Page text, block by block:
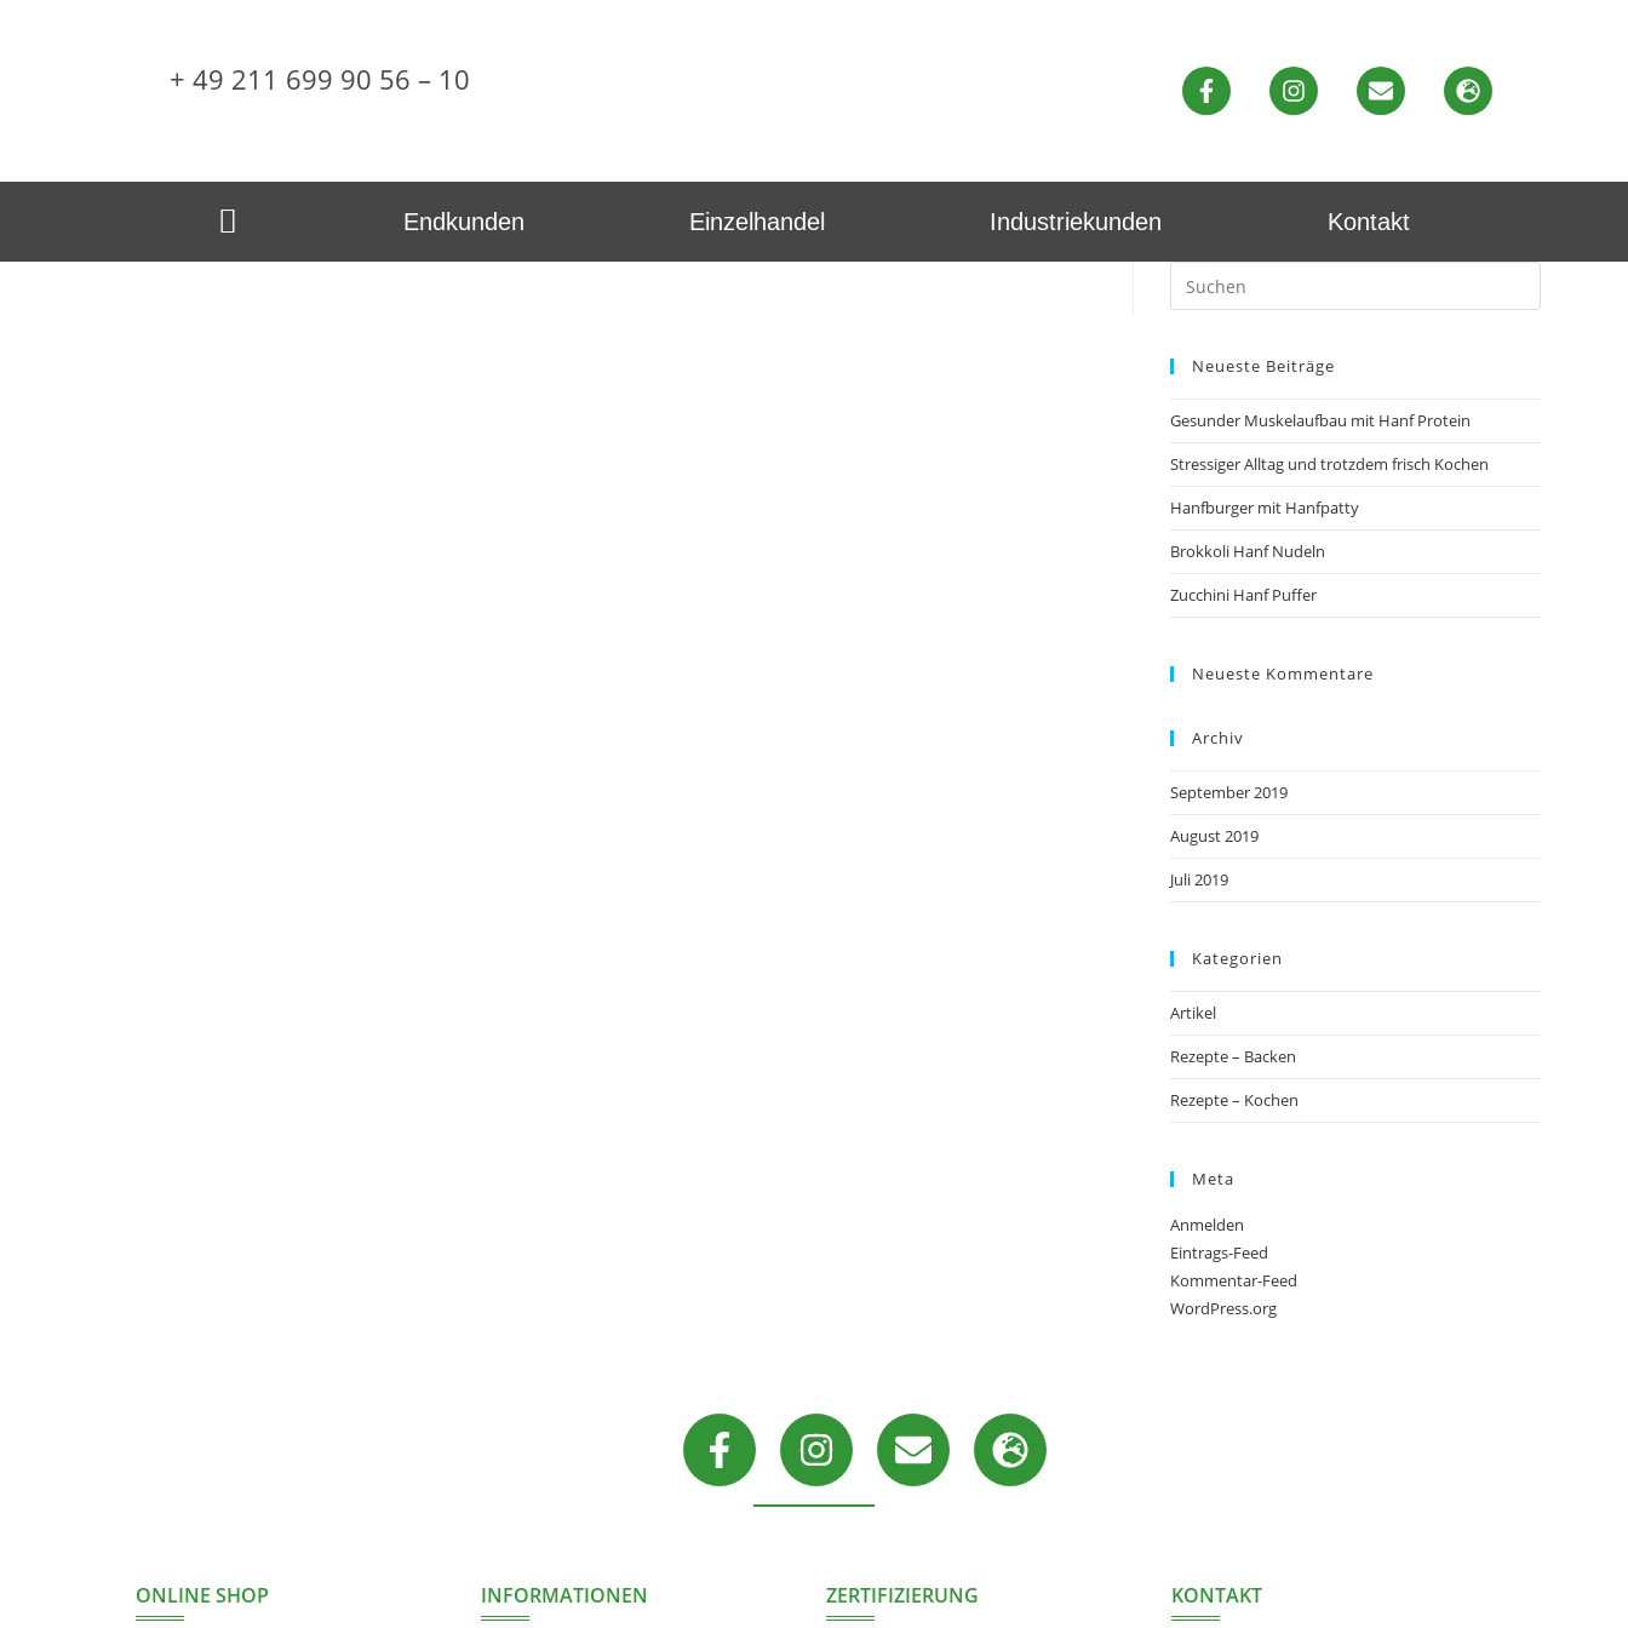
+ 49 211 699 90 56 – 10
Endkunden Einzelhandel Industriekunden Kontakt
Neueste Beiträge
Gesunder Muskelaufbau mit Hanf Protein
Stressiger Alltag und trotzdem frisch Kochen
Hanfburger mit Hanfpatty
Brokkoli Hanf Nudeln
Zucchini Hanf Puffer
Neueste Kommentare
Archiv
September 2019
August 2019
Juli 2019
Kategorien
Artikel
Rezepte – Backen
Rezepte – Kochen
Meta
Anmelden
Eintrags-Feed
Kommentar-Feed
WordPress.org
ONLINE SHOP INFORMATIONEN ZERTIFIZIERUNG KONTAKT